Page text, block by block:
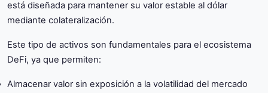
está diseñada para mantener su valor estable al dólar
mediante colateralización.
Este tipo de activos son fundamentales para el ecosistema
DeFi, ya que permiten:
Almacenar valor sin exposición a la volatilidad del mercado